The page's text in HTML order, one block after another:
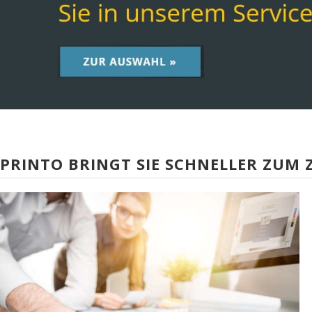
PRINTO BRINGT SIE SCHNELLER ZUM